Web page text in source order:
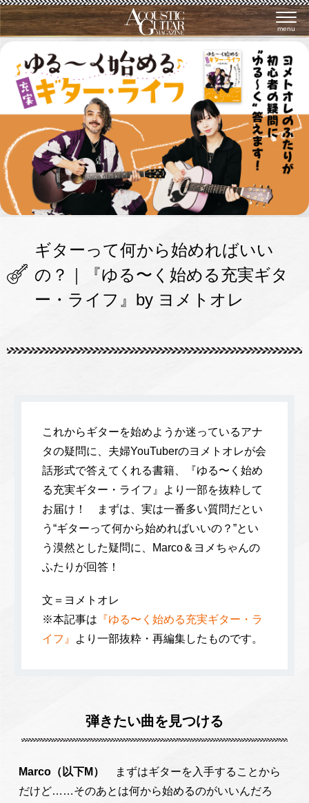
menu
ギターって何から始めればいい
の？｜『ゆる〜く始める充実ギタ
ー・ライフ』by ヨメトオレ
これからギターを始めようか迷っているアナ
タの疑問に、夫婦YouTuberのヨメトオレが会
話形式で答えてくれる書籍、『ゆる〜く始め
る充実ギター・ライフ』より一部を抜粋して
お届け！ まずは、実は一番多い質問だとい
う“ギターって何から始めればいいの？”とい
う漠然とした疑問に、Marco＆ヨメちゃんの
ふたりが回答！
文＝ヨメトオレ
※本記事は 『ゆる〜く始める充実ギター・ラ
イフ』
より一部抜粋・再編集したものです。
弾きたい曲を見つける
Marco（以下M）
まずはギターを入手することから
だけど……そのあとは何から始めるのがいいんだろ